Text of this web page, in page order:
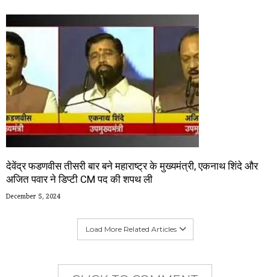
देवेंद्र फडणवीस तीसरी बार बने महाराष्ट्र के मुख्यमंत्री, एकनाथ शिंदे और
अजित पवार ने डिप्टी CM पद की शपथ ली
December 5, 2024
Load More Related Articles